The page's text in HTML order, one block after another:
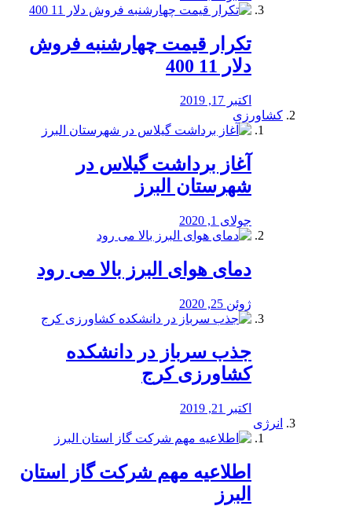
تکرار قیمت چهارشنبه فروش
دلار 11 400
اکتبر 17, 2019
کشاورزی
آغاز برداشت گیلاس در
شهرستان البرز
جولای 1, 2020
دمای هوای البرز بالا می رود
ژوئن 25, 2020
جذب سرباز در دانشکده
کشاورزی کرج
اکتبر 21, 2019
انرژی
️اطلاعیه مهم شرکت گاز استان
البرز